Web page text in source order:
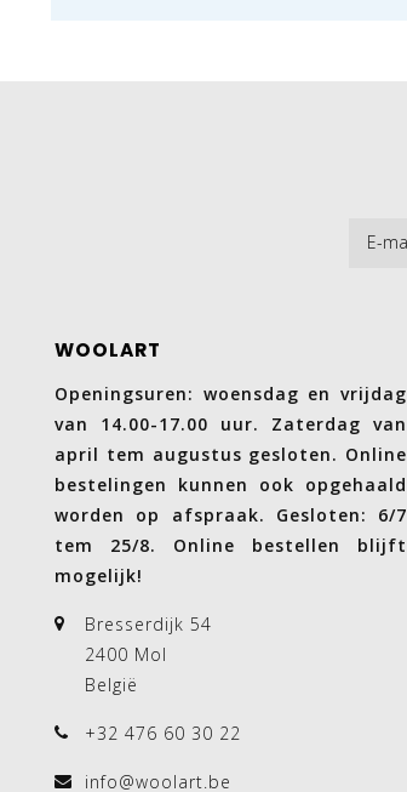
WOOLART
Openingsuren: woensdag en vrijdag
van 14.00-17.00 uur. Zaterdag van
april tem augustus gesloten. Online
bestelingen kunnen ook opgehaald
worden op afspraak. Gesloten: 6/7
tem 25/8. Online bestellen blijft
mogelijk!
Bresserdijk 54
2400 Mol
België
+32 476 60 30 22
info@woolart.be